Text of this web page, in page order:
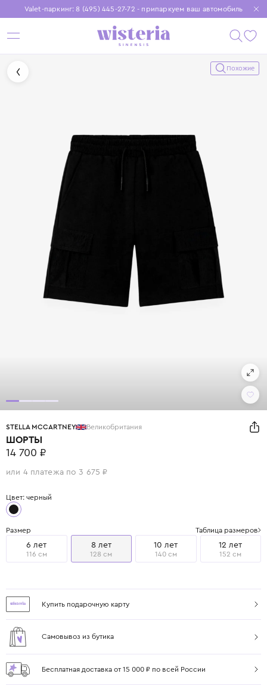
Valet-паркинг: 8 (495) 445-27-72 - припаркуем ваш автомобиль
Бесплатная доставка при заказе от 15 000 ₽
Установите приложение, чтобы покупки были еще удобнее
Похожие
STELLA MCCARTNEY Великобритания
ШОРТЫ
14 700 ₽
или 4 платежа по 3 675 ₽
Цвет: черный
Размер Таблица размеров
6 лет
116 см
8 лет
128 см
10 лет
140 см
12 лет
152 см
Купить подарочную карту
Самовывоз из бутика
Бесплатная доставка от 15 000 ₽ по всей России